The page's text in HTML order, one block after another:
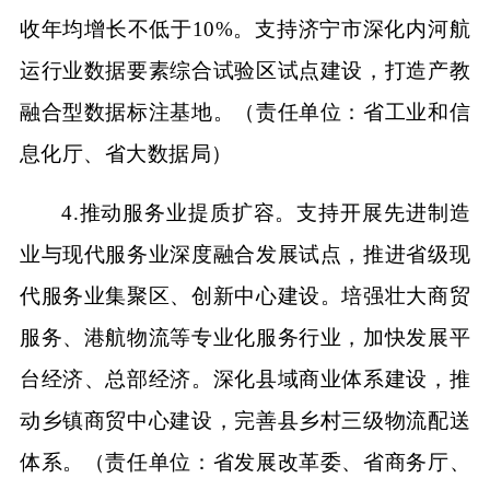
收年均增长不低于10%。支持济宁市深化内河航
运行业数据要素综合试验区试点建设，打造产教
融合型数据标注基地。（责任单位：省工业和信
息化厅、省大数据局）
4.推动服务业提质扩容。支持开展先进制造
业与现代服务业深度融合发展试点，推进省级现
代服务业集聚区、创新中心建设。培强壮大商贸
服务、港航物流等专业化服务行业，加快发展平
台经济、总部经济。深化县域商业体系建设，推
动乡镇商贸中心建设，完善县乡村三级物流配送
体系。（责任单位：省发展改革委、省商务厅、